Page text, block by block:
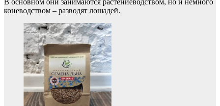
коневодством – разводят лошадей.